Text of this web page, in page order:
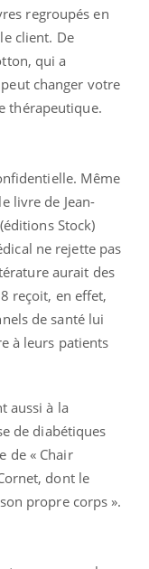
regroupés en
client. De
qui a
changer votre
thérapeutique.
Même
livre de Jean-
Stock)
ne rejette pas
aurait des
reçoit, en effet,
de santé lui
à leurs patients
aussi à la
de diabétiques
de « Chair
dont le
propre corps ».